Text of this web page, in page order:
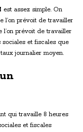
est assez simple. On
l’on prévoit de travailler
l’on prévoit de travailler
sociales et fiscales que
journalier moyen.
qui travaille 8 heures
et fiscales